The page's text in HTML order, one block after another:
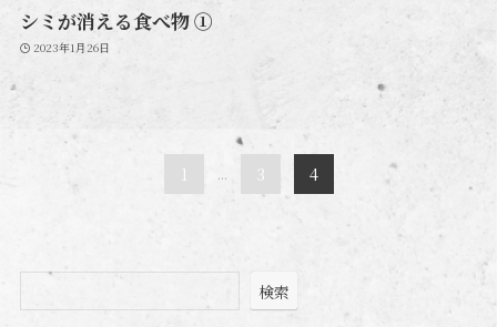
シミが消える食べ物 ①
2023年1月26日
1 ... 3 4
検索